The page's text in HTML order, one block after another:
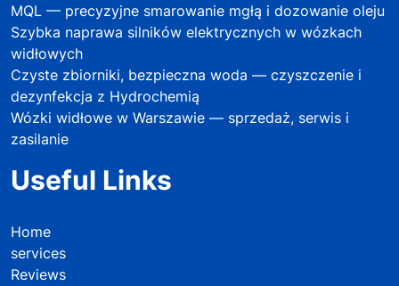
MQL — precyzyjne smarowanie mgłą i dozowanie oleju
Szybka naprawa silników elektrycznych w wózkach
widłowych
Czyste zbiorniki, bezpieczna woda — czyszczenie i
dezynfekcja z Hydrochemią
Wózki widłowe w Warszawie — sprzedaż, serwis i
zasilanie
Useful Links
Home
services
Reviews